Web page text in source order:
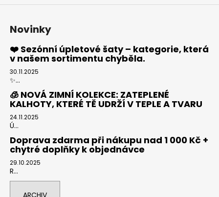
u
Novinky
❤️ Sezónní úpletové šaty – kategorie, která
v našem sortimentu chyběla.
30.11.2025
✨...
🧊 NOVÁ ZIMNÍ KOLEKCE: ZATEPLENÉ
KALHOTY, KTERÉ TĚ UDRŽÍ V TEPLE A TVARU
24.11.2025
Ú...
Doprava zdarma při nákupu nad 1 000 Kč +
chytré doplňky k objednávce
29.10.2025
R...